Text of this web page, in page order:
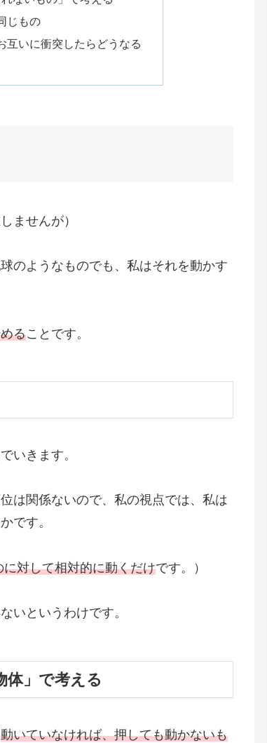
じもの
互いに衝突したらどうなる
ませんが）
のようなものでも、私はそれを動かす
ることです。
いきます。
は関係ないので、私の視点では、私は
です。
対して相対的に動くだけです。）
いというわけです。
体」で考える
動いていなければ、押しても動かないも